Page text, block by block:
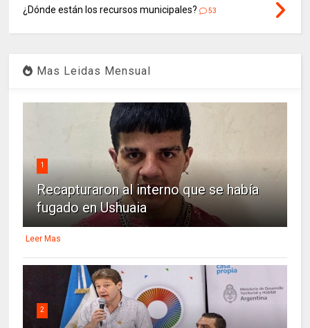
¿Dónde están los recursos municipales? 53
Mas Leidas Mensual
1
Recapturaron al interno que se había
fugado en Ushuaia
Leer Mas
2